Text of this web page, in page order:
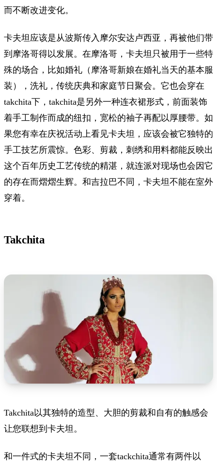
而不断改进变化。
卡夫坦应该是从波斯传入摩尔安达卢西亚，再被他们带
到摩洛哥得以发展。在摩洛哥，卡夫坦只被用于一些特
殊的场合，比如婚礼（摩洛哥新娘在婚礼当天的基本服
装），洗礼，传统庆典和家庭节日聚会。它也会穿在
takchita下，takchita是另外一种连衣裙形式，前面装饰
着手工制作而成的纽扣，宽松的袖子再配以厚腰带。如
果您有幸在庆祝活动上看见卡夫坦，应该会被它独特的
手工技艺所震惊。色彩、剪裁，刺绣和用料都能反映出
这个百年历史工艺传统的精湛，就连派对现场也会因它
的存在而熠熠生辉。和吉拉巴不同，卡夫坦不能在室外
穿着。
Takchita
Takchita以其独特的造型、大胆的剪裁和自有的触感会
让您联想到卡夫坦。
和一件式的卡夫坦不同，一套tackchita通常有两件以